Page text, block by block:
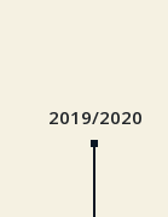
2019/2020